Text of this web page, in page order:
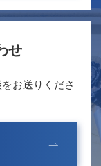
せ
お送りくださ